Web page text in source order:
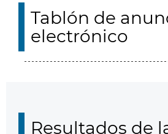
Tablón de
electrónico
Resultados de